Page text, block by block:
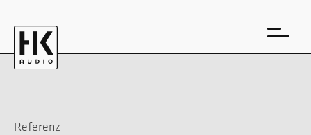
Referenz